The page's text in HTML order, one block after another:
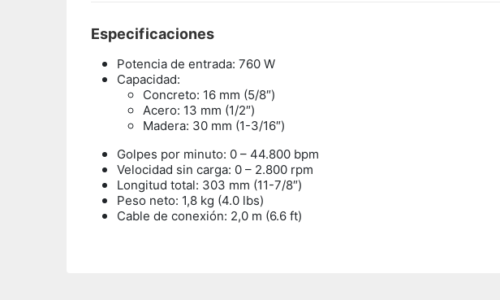
Especificaciones
Potencia de entrada: 760 W
Capacidad:
Concreto: 16 mm (5/8″)
Acero: 13 mm (1/2″)
Madera: 30 mm (1-3/16″)
Golpes por minuto: 0 – 44.800 bpm
Velocidad sin carga: 0 – 2.800 rpm
Longitud total: 303 mm (11-7/8″)
Peso neto: 1,8 kg (4.0 lbs)
Cable de conexión: 2,0 m (6.6 ft)